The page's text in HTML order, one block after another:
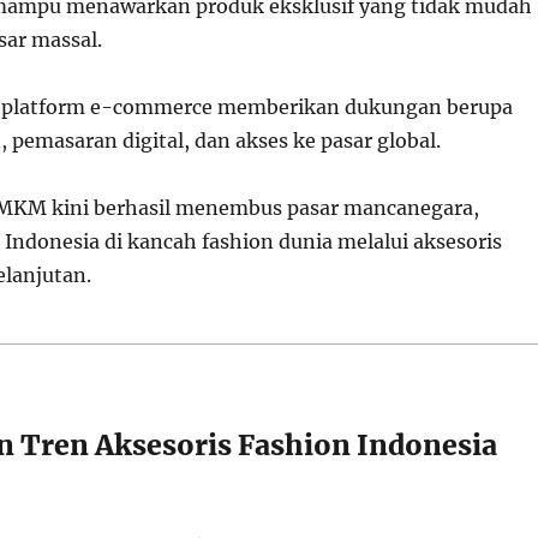
menawarkan produk eksklusif yang tidak mudah
massal.
e-commerce memberikan dukungan berupa
pemasaran digital, dan akses ke pasar global.
kini berhasil menembus pasar mancanegara,
di kancah fashion dunia melalui aksesoris
Tren Aksesoris Fashion Indonesia